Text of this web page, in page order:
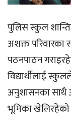
पुलिस स्कुल
अशक्त परिवारका
पठनपाठन
विद्यार्थीलाई
अनुशासनका साथै
भूमिका खेलिरहेको